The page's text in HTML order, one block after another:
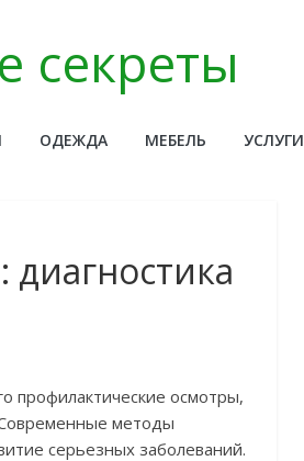
секреты
ОДЕЖДА МЕБЕЛЬ УСЛУГИ
профилактические осмотры,
методы
серьезных заболеваний.